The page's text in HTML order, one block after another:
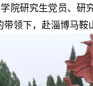
院研究生党员、研
领下，赴淄博马鞍
最美